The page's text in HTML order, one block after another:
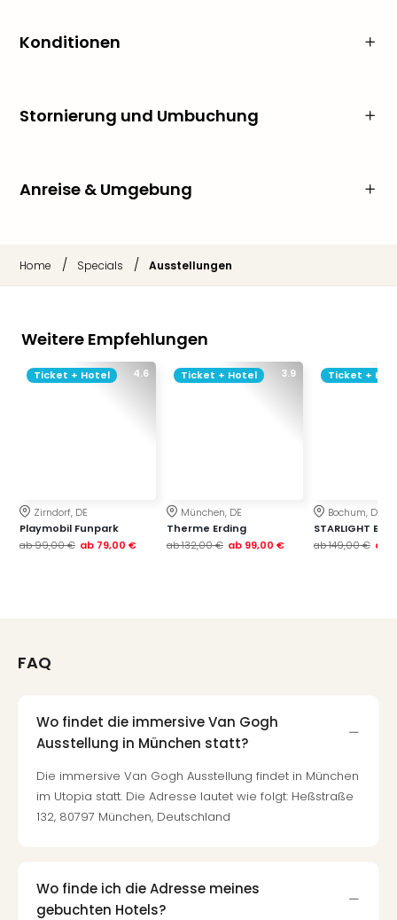
Konditionen
Stornierung und Umbuchung
Anreise & Umgebung
Home / Specials / Ausstellungen
Weitere Empfehlungen
4.6
Ticket + Hotel
Zirndorf, DE
Playmobil Funpark
ab99,00 € ab 79,00 €
3.9
Ticket + Hotel
München, DE
Therme Erding
ab132,00 € ab 99,00 €
Ticket +
Bochum, DE
STARLIGHT
ab149,00 € ab
FAQ
Wo findet die immersive Van Gogh
Ausstellung in München statt?
Die immersive Van Gogh Ausstellung findet in München
im Utopia statt. Die Adresse lautet wie folgt: Heßstraße
132, 80797 München, Deutschland
Wo finde ich die Adresse meines
gebuchten Hotels?